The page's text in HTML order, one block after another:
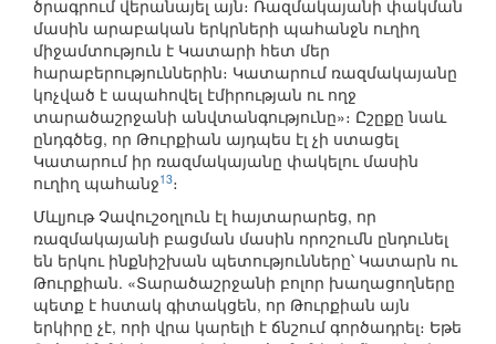
ծրագրում վերանայել այն։ Ռազմակայանի փակման
մասին արաբական երկրների պահանջն ուղիղ
միջամտություն է Կատարի հետ մեր
հարաբերություններին։ Կատարում ռազմակայանը
կոչված է ապահովել էմիրության ու ողջ
տարածաշրջանի անվտանգությունը»։ Ըշըքը նաև
ընդգծեց, որ Թուրքիան այդպես էլ չի ստացել
Կատարում իր ռազմակայանը փակելու մասին
ուղիղ պահանջ13։
Մևլյութ Չավուշօղլուն էլ հայտարարեց, որ
ռազմակայանի բացման մասին որոշումն ընդունել
են երկու ինքնիշխան պետությունները՝ Կատարն ու
Թուրքիան. «Տարածաշրջանի բոլոր խաղացողները
պետք է հստակ գիտակցեն, որ Թուրքիան այն
երկիրը չէ, որի վրա կարելի է ճնշում գործադրել։ Եթե